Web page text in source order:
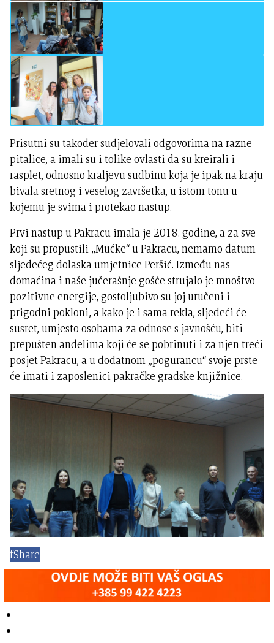
Prisutni su također sudjelovali odgovorima na razne
pitalice, a imali su i tolike ovlasti da su kreirali i
rasplet, odnosno kraljevu sudbinu koja je ipak na kraju
bivala sretnog i veselog završetka, u istom tonu u
kojemu je svima i protekao nastup.
Prvi nastup u Pakracu imala je 2018. godine, a za sve
koji su propustili „Mućke“ u Pakracu, nemamo datum
sljedećeg dolaska umjetnice Peršić. Između nas
domaćina i naše jučerašnje gošće strujalo je mnoštvo
pozitivne energije, gostoljubivo su joj uručeni i
prigodni pokloni, a kako je i sama rekla, sljedeći će
susret, umjesto osobama za odnose s javnošću, biti
prepušten anđelima koji će se pobrinuti i za njen treći
posjet Pakracu, a u dodatnom „pogurancu“ svoje prste
će imati i zaposlenici pakračke gradske knjižnice.
fShare